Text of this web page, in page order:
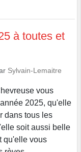
à toutes et
Sylvain-Lemaitre
vous
2025, qu'elle
dans tous les
soit aussi belle
qu'elle vous